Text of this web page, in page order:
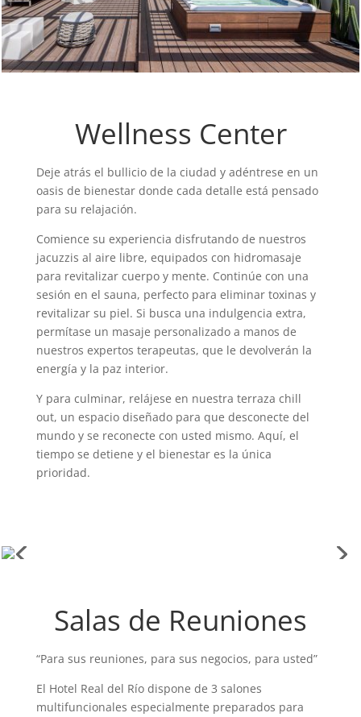
Wellness Center
Deje atrás el bullicio de la ciudad y adéntrese en un
oasis de bienestar donde cada detalle está pensado
para su relajación.
Comience su experiencia disfrutando de nuestros
jacuzzis al aire libre, equipados con hidromasaje
para revitalizar cuerpo y mente. Continúe con una
sesión en el sauna, perfecto para eliminar toxinas y
revitalizar su piel. Si busca una indulgencia extra,
permítase un masaje personalizado a manos de
nuestros expertos terapeutas, que le devolverán la
energía y la paz interior.
Y para culminar, relájese en nuestra terraza chill
out, un espacio diseñado para que desconecte del
mundo y se reconecte con usted mismo. Aquí, el
tiempo se detiene y el bienestar es la única
prioridad.
Salas de Reuniones
“Para sus reuniones, para sus negocios, para usted”
El Hotel Real del Río dispone de 3 salones
multifuncionales especialmente preparados para